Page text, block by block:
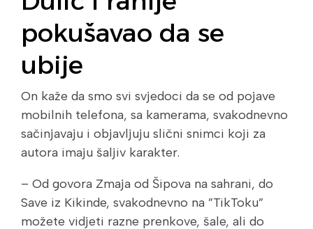
pokušavao da se
ubije
On kaže da smo svi svjedoci da se od pojave
mobilnih telefona, sa kamerama, svakodnevno
sačinjavaju i objavljuju slični snimci koji za
autora imaju šaljiv karakter.
– Od govora Zmaja od Šipova na sahrani, do
Save iz Kikinde, svakodnevno na ”TikToku”
možete vidjeti razne prenkove, šale, ali do